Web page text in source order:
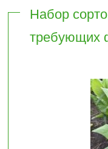
Набор
требующих